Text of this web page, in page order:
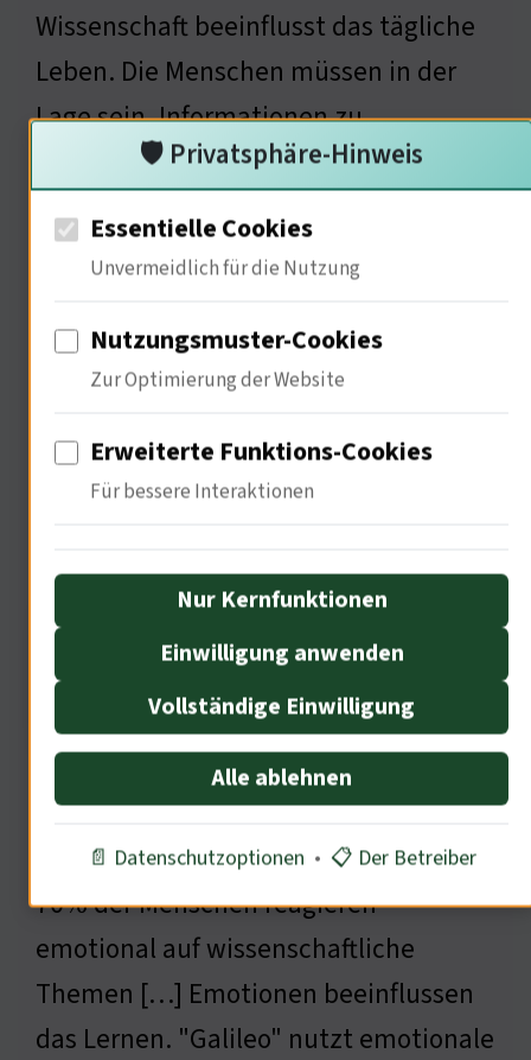
Wissenschaft beeinflusst das tägliche
Leben. Die Menschen müssen in der
Lage sein, Informationen zu
hinterfragen. Bildung ist der Schlüssel.
breitere Öffentlichkeit für
sensibilisieren?
Psychologische Aspekte der
Wissensvermittlung
Das Unterbewusstsein spielt eine
große Rolle in der Wissensvermittlung.
70% der Menschen reagieren
emotional auf wissenschaftliche
Themen […] Emotionen beeinflussen
das Lernen. "Galileo" nutzt emotionale
🛡️ Privatsphäre-Hinweis
Essentielle Cookies
Unvermeidlich für die Nutzung
Nutzungsmuster-Cookies
Zur Optimierung der Website
Erweiterte Funktions-Cookies
Für bessere Interaktionen
Nur Kernfunktionen
Einwilligung anwenden
Vollständige Einwilligung
Alle ablehnen
📄 Datenschutzoptionen • 📋 Der Betreiber